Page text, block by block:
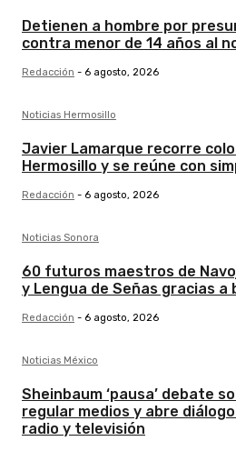
Detienen a hombre por
contra menor de 14 años al
Redacción - 6 agosto, 2026
Noticias Hermosillo
Javier Lamarque recorre
Hermosillo y se reúne con
Redacción - 6 agosto, 2026
Noticias Sonora
60 futuros maestros de
y Lengua de Señas gracias a
Redacción - 6 agosto, 2026
Noticias México
Sheinbaum ‘pausa’ debate
regular medios y abre
radio y televisión